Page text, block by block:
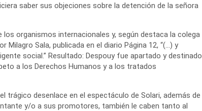
saber sus objeciones sobre la detención de la señora
organismos internacionales y, según destaca la colega
Milagro Sala, publicada en el diario Página 12, “(…) y
social.” Resultado: Despouy fue apartado y destinado
a los Derechos Humanos y a los tratados
trágico desenlace en el espectáculo de Solari, además de
y/o a sus promotores, también le caben tanto al